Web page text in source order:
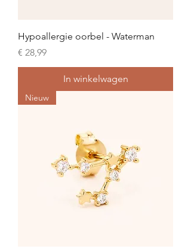
Hypoallergie oorbel - Waterman
Prijs
€ 28,99
In winkelwagen
Nieuw